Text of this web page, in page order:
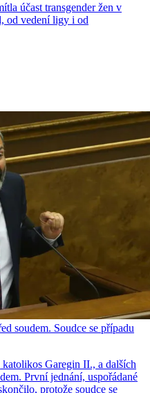
účast transgender žen v
od vedení ligy i od
soudem. Soudce se případu
Garegin II., a dalších
První jednání, uspořádané
protože soudce se